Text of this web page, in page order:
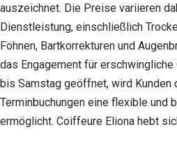
auszeichnet. Die Preise variieren
Dienstleistung, einschließlich
Föhnen, Bartkorrekturen und
das Engagement für
bis Samstag geöffnet, wird Kunden
Terminbuchungen eine flexible und
ermöglicht. Coiffeure Eliona hebt